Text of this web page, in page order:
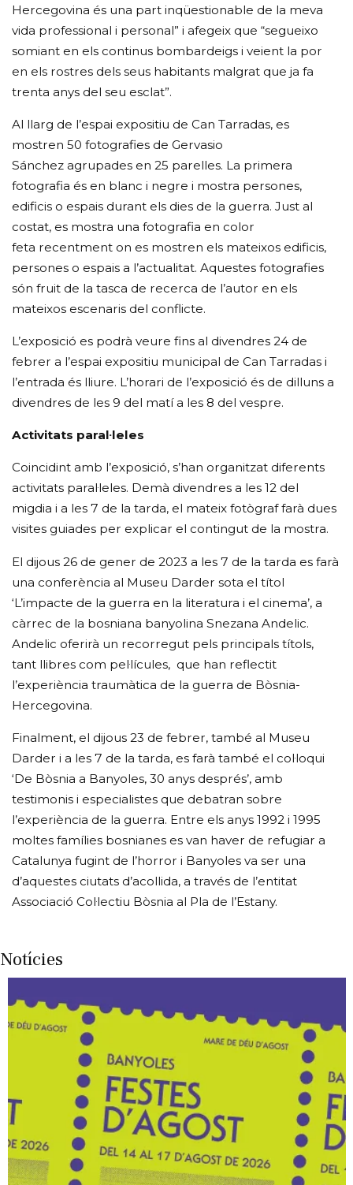
Hercegovina és una part inqüestionable de la meva
vida professional i personal” i afegeix que “segueixo
somiant en els continus bombardeigs i veient la por
en els rostres dels seus habitants malgrat que ja fa
trenta anys del seu esclat”.
Al llarg de l’espai expositiu de Can Tarradas, es
mostren 50 fotografies de Gervasio
Sánchez agrupades en 25 parelles. La primera
fotografia és en blanc i negre i mostra persones,
edificis o espais durant els dies de la guerra. Just al
costat, es mostra una fotografia en color
feta recentment on es mostren els mateixos edificis,
persones o espais a l’actualitat. Aquestes fotografies
són fruit de la tasca de recerca de l’autor en els
mateixos escenaris del conflicte.
L’exposició es podrà veure fins al divendres 24 de
febrer a l’espai expositiu municipal de Can Tarradas i
l’entrada és lliure. L’horari de l’exposició és de dilluns a
divendres de les 9 del matí a les 8 del vespre.
Activitats paral·leles
Coincidint amb l’exposició, s’han organitzat diferents
activitats paral·leles. Demà divendres a les 12 del
migdia i a les 7 de la tarda, el mateix fotògraf farà dues
visites guiades per explicar el contingut de la mostra.
El dijous 26 de gener de 2023 a les 7 de la tarda es farà
una conferència al Museu Darder sota el títol
‘L’impacte de la guerra en la literatura i el cinema’, a
càrrec de la bosniana banyolina Snezana Andelic.
Andelic oferirà un recorregut pels principals títols,
tant llibres com pel·lícules, que han reflectit
l’experiència traumàtica de la guerra de Bòsnia-
Hercegovina.
Finalment, el dijous 23 de febrer, també al Museu
Darder i a les 7 de la tarda, es farà també el col·loqui
‘De Bòsnia a Banyoles, 30 anys després’, amb
testimonis i especialistes que debatran sobre
l’experiència de la guerra. Entre els anys 1992 i 1995
moltes famílies bosnianes es van haver de refugiar a
Catalunya fugint de l’horror i Banyoles va ser una
d’aquestes ciutats d’acollida, a través de l’entitat
Associació Col·lectiu Bòsnia al Pla de l’Estany.
Notícies